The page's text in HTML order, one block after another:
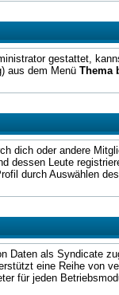
gestattet,
aus dem Menü Thema
dich oder andere
Leute
durch Auswählen des
Daten als Syndicate
eine Reihe von
für jeden